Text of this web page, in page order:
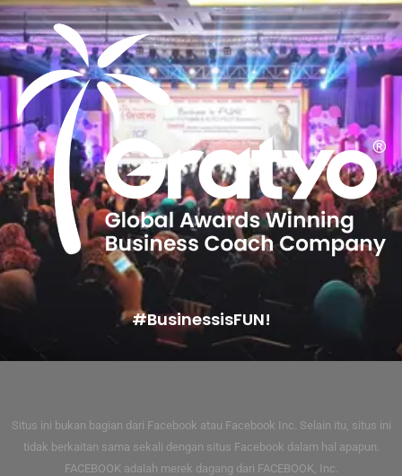
#BusinessisFUN!
Situs ini bukan bagian dari Facebook atau Facebook Inc. Selain itu, situs ini
tidak berkaitan sama sekali dengan situs Facebook dalam hal apapun.
FACEBOOK adalah merek dagang dari FACEBOOK, Inc.